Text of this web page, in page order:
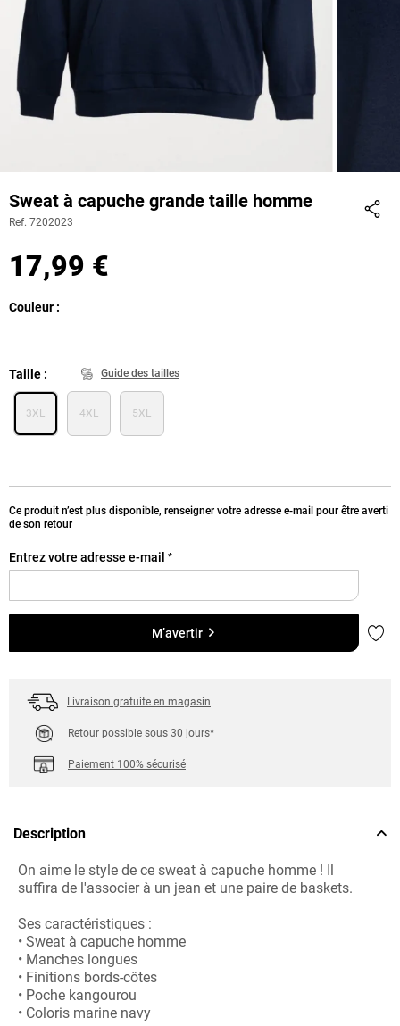
Sweat à capuche grande taille homme
Ref. 7202023
17,99 €
Couleur
Taille Guide des tailles
3XL 4XL 5XL
Ce produit n’est plus disponible, renseigner votre adresse e-mail pour être averti
de son retour
Entrez votre adresse e-mail *
M’avertir
Livraison gratuite en magasin
Retour possible sous 30 jours*
Paiement 100% sécurisé
Description
On aime le style de ce sweat à capuche homme ! Il
suffira de l'associer à un jean et une paire de baskets.
Ses caractéristiques :
• Sweat à capuche homme
• Manches longues
• Finitions bords-côtes
• Poche kangourou
• Coloris marine navy